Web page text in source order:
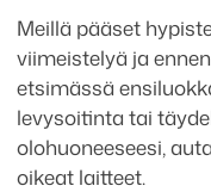
Meillä pääset
viimeistelyä ja
etsimässä
levysoitinta tai
olohuoneeseesi,
oikeat laitteet.